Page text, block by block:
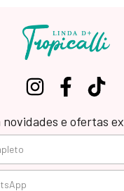
novidades e ofertas